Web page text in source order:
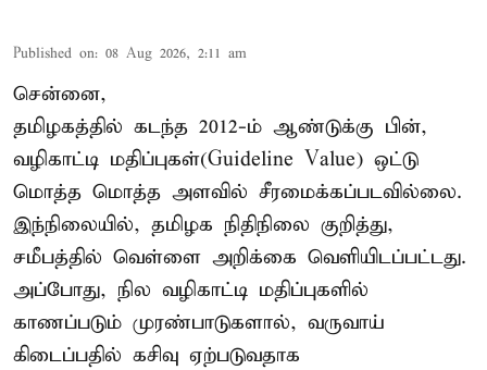
Published on: 08 Aug 2026, 2:11 am
சென்னை,
தமிழகத்தில் கடந்த 2012-ம் ஆண்டுக்கு பின்,
வழிகாட்டி மதிப்புகள்(Guideline Value) ஒட்டு
மொத்த மொத்த அளவில் சீரமைக்கப்படவில்லை.
இந்நிலையில், தமிழக நிதிநிலை குறித்து,
சமீபத்தில் வெள்ளை அறிக்கை வெளியிடப்பட்டது.
அப்போது, நில வழிகாட்டி மதிப்புகளில்
காணப்படும் முரண்பாடுகளால், வருவாய்
கிடைப்பதில் கசிவு ஏற்படுவதாக